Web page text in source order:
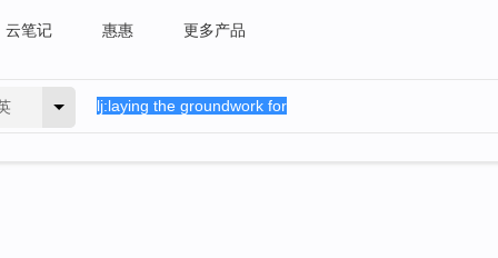
云笔记 惠惠 更多产品